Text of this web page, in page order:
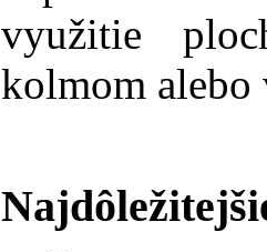
využitie
kolmom alebo